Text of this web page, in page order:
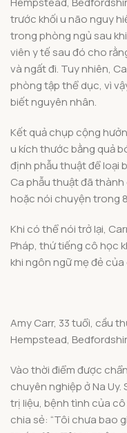
trước khối u não nguy
trong phòng ngủ sau
viên y tế sau đó cho
và ngất đi. Tuy nhiên,
phòng tập thể dục, vì
biết nguyên nhân.
Kết quả chụp cộng
u kích thước bằng quả
định phẫu thuật để loại
Ca phẫu thuật đã
hoặc nói chuyện trong
Khi có thể nói trở lại,
Pháp, thứ tiếng cô học
khi ngôn ngữ mẹ đẻ
Amy Carr, 33 tuổi, cầu
Hempstead,
Vào thời điểm được
chuyên nghiệp ở Na
trị liệu, bệnh tình của cô
chia sẻ: “Tôi chưa bao